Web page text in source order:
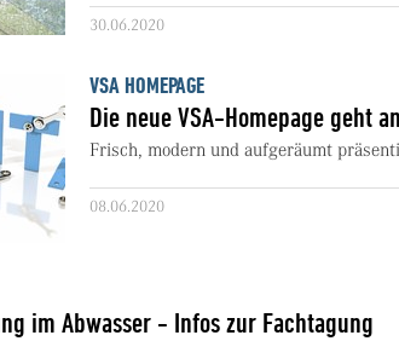
30.06.2020
VSA HOMEPAGE
Die neue VSA-Homepage geht
Frisch, modern und aufgeräumt
08.06.2020
im Abwasser - Infos zur Fachtagung